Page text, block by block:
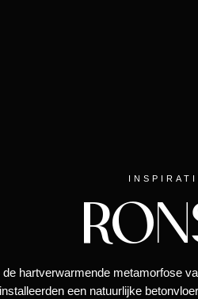
hartverwarmende metamorfose
een natuurlijke